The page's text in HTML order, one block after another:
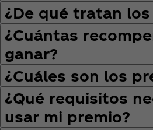
¿De qué tratan
¿Cuántas
ganar?
¿Cuáles son los
¿Qué requisitos
usar mi premio?